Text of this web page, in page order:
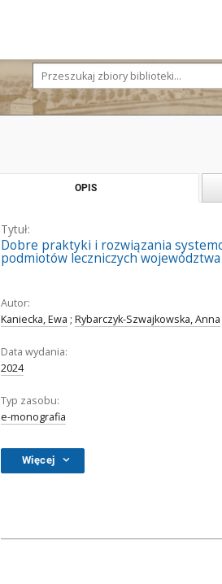
OPIS
Tytuł:
Dobre praktyki i rozwiązania
podmiotów leczniczych województwa
Autor:
Kaniecka, Ewa ; Rybarczyk-Szwajkowska, Anna
Data wydania:
2024
Typ zasobu:
e-monografia
Więcej